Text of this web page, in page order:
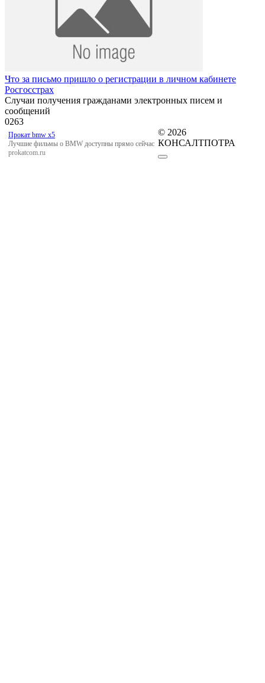
Что за письмо пришло о регистрации в личном кабинете
Росгосстрах
Случаи получения гражданами электронных писем и
сообщений
0263
Прокат bmw x5
Лучшие фильмы о BMW доступны прямо сейчас
prokatcom.ru
© 2026
КОНСАЛТПОТРА